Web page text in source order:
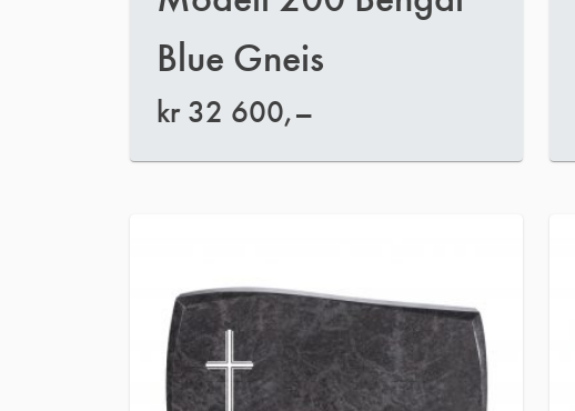
Blue Gneis
kr32 600,–